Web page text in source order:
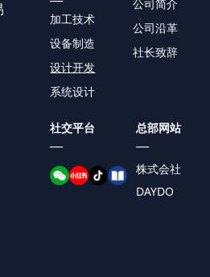
加工技术
设备制造
设计开发
系统设计
公司简介
公司沿革
社长致辞
社交平台
—
总部网站
—
株式会社
DAYDO